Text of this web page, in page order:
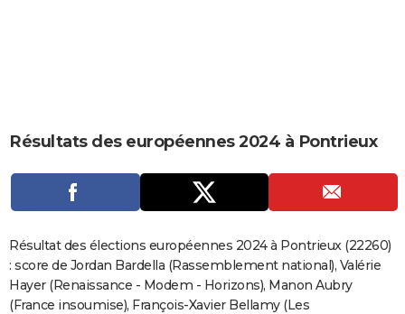
CARTE DE VOEUX
Carte de Noël
Carte Bonne année
Carte Saint-Valentin
Carte Pâques
Carte d'anniversaire
DICTIONNAIRE
Dictionnaire
Biographies
Citations
Expressions
Proverbes
PROGRAMME TV
COPAINS D'AVANT
S'inscrire
Se connecter
Lycées
Collèges
Primaires
Universités
Entreprises
Service militaire
Avis de recherche
AVIS DE DÉCÈS
Résultats des européennes 2024 à Pontrieux
Résultat des élections européennes 2024 à Pontrieux (22260)
: score de Jordan Bardella (Rassemblement national), Valérie
Hayer (Renaissance - Modem - Horizons), Manon Aubry
(France insoumise), François-Xavier Bellamy (Les